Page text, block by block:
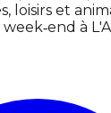
loisirs et
à